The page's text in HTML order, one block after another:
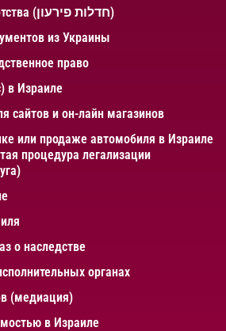
Процедура банкротства (חדלות פירעון)
из Украины
право
в Израиле
сайтов и он-лайн магазинов
или продаже автомобиля в Израиле
процедура легализации
о наследстве
органах
(медиация)
в Израиле